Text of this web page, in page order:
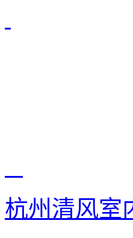
杭州清风室